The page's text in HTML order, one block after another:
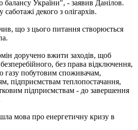
балансу України", - заявив Данілов.
декого з олігархів.
що з цього питання створюється
доручено вжити заходів, щоб
без права відключення,
газу побутовим споживачам,
підприємствам теплопостачання,
підприємствам - до завершення
мова про енергетичну кризу в